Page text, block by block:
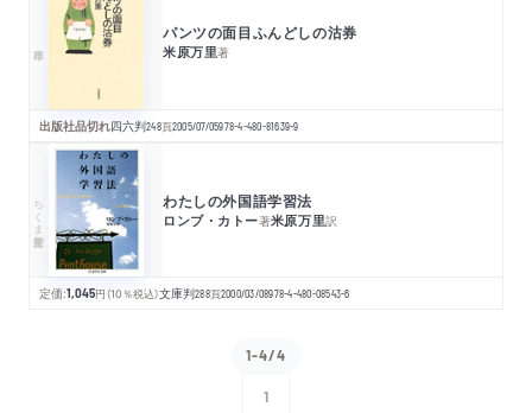
パンツの面目ふんどしの沽券
米原万里著
出版社品切れ四六判248頁2005/07/05978-4-480-81639-9
ちくま学芸文庫 わたしの外国語学習法
ロンブ・カトー著米原万里訳
定価:1,045円 （10％税込）文庫判288頁2000/03/08978-4-480-08543-6
1-4/4
1